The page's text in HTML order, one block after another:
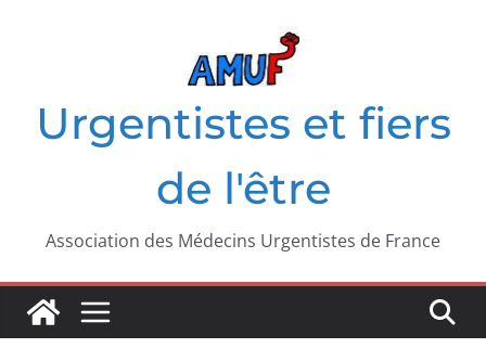
Urgentistes et fiers
de l'être
Association des Médecins Urgentistes de France